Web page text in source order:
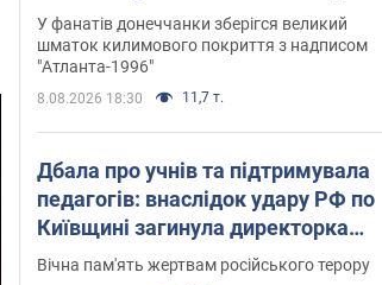
Подкопаєвої, яка 30 років тому
виграла "золото" Олімпіади
У фанатів донеччанки зберігся великий
шматок килимового покриття з надписом
"Атланта-1996"
8.08.2026 18:30 11,7 т.
Дбала про учнів та підтримувала
педагогів: внаслідок удару РФ по
Київщині загинула директорка
київського ліцею, її чоловік та онук
Вічна пам'ять жертвам російського терору